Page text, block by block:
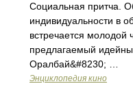
Социальная притча.
индивидуальности в
встречается молодой
предлагаемый
Оралбай&#8230; …
Энциклопедия кино